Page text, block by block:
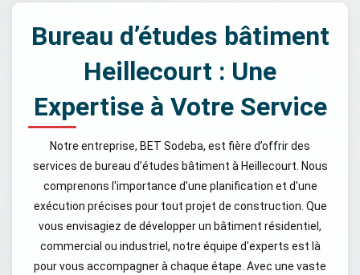
Bureau d’études bâtiment
Heillecourt : Une
Expertise à Votre Service
Notre entreprise, BET Sodeba, est fière d’offrir des
services de bureau d’études bâtiment à Heillecourt. Nous
comprenons l'importance d'une planification et d'une
exécution précises pour tout projet de construction. Que
vous envisagiez de développer un bâtiment résidentiel,
commercial ou industriel, notre équipe d'experts est là
pour vous accompagner à chaque étape. Avec une vaste